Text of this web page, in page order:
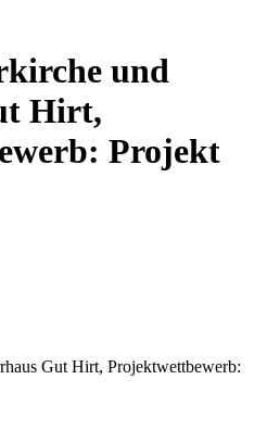
und
Hirt,
Projekt
Gut Hirt, Projektwettbewerb: